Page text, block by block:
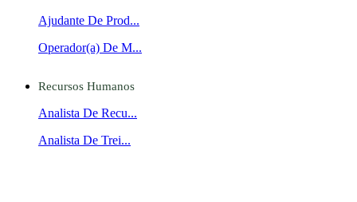
Ajudante De Prod...
Operador(a) De M...
Recursos Humanos
Analista De Recu...
Analista De Trei...